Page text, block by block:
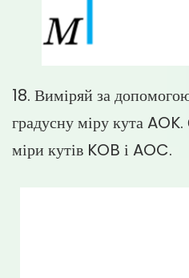
18. Виміряй за
градусну міру кута
міри кутів KOB і AOC.